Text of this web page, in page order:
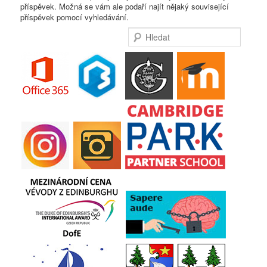
webu
panelu
příspěvek. Možná se vám ale podaří najít nějaký související
příspěvek pomocí vyhledávání.
Hledat